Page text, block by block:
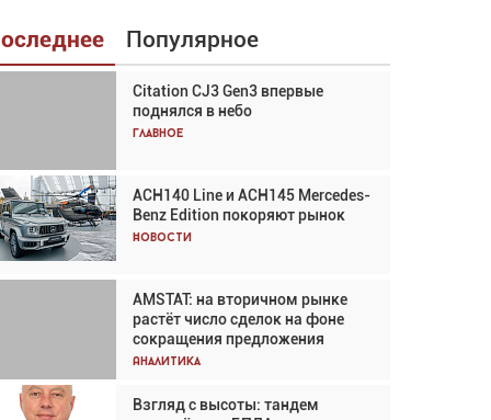
Популярное
Citation CJ3 Gen3 впервые
поднялся в небо
Главное
ACH140 Line и ACH145 Mercedes-
Benz Edition покоряют рынок
Новости
AMSTAT: на вторичном рынке
растёт число сделок на фоне
сокращения предложения
Аналитика
Взгляд с высоты: тандем
Взгляд с высоты: тандем
вертолётов и БПЛА в
спасательных операциях
Авиационный фотограф Дэйв
Кох: «Фотография говорит сама
за себя... а ИИ всё портит»
В городах чемпионата мира
наблюдался подъём, хотя
общий трафик снизился
Аналитика
Частный самолёт – это актив.